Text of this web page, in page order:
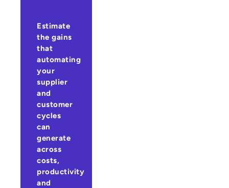
Estimate
the gains
that
automating
your
supplier
and
customer
cycles
can
generate
across
costs,
productivity
and